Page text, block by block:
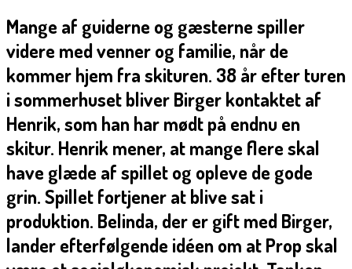
Mange af guiderne og gæsterne spiller
videre med venner og familie, når de
kommer hjem fra skituren. 38 år efter turen
i sommerhuset bliver Birger kontaktet af
Henrik, som han har mødt på endnu en
skitur. Henrik mener, at mange flere skal
have glæde af spillet og opleve de gode
grin. Spillet fortjener at blive sat i
produktion. Belinda, der er gift med Birger,
lander efterfølgende idéen om at Prop skal